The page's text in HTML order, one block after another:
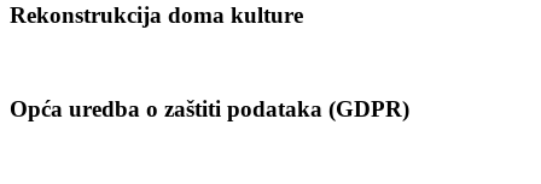
Rekonstrukcija doma kulture
Opća uredba o zaštiti podataka (GDPR)